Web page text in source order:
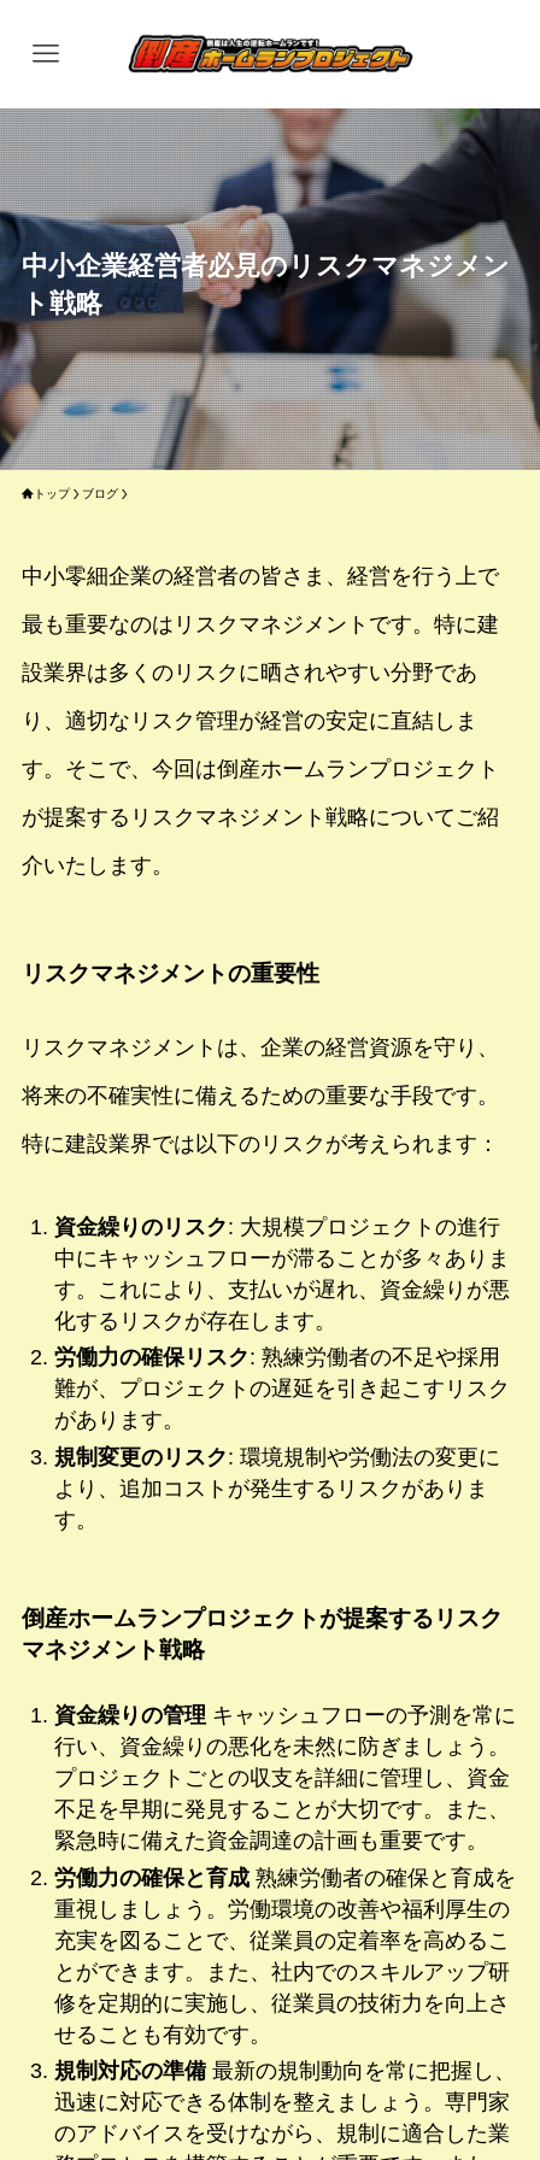
中小企業経営者必見のリスクマネジメン
ト戦略
トップ ブログ
中小零細企業の経営者の皆さま、経営を行う上で
最も重要なのはリスクマネジメントです。特に建
設業界は多くのリスクに晒されやすい分野であ
り、適切なリスク管理が経営の安定に直結しま
す。そこで、今回は倒産ホームランプロジェクト
が提案するリスクマネジメント戦略についてご紹
介いたします。
リスクマネジメントの重要性
リスクマネジメントは、企業の経営資源を守り、
将来の不確実性に備えるための重要な手段です。
特に建設業界では以下のリスクが考えられます：
資金繰りのリスク: 大規模プロジェクトの進行
中にキャッシュフローが滞ることが多々ありま
す。これにより、支払いが遅れ、資金繰りが悪
化するリスクが存在します。
労働力の確保リスク: 熟練労働者の不足や採用
難が、プロジェクトの遅延を引き起こすリスク
があります。
規制変更のリスク: 環境規制や労働法の変更に
より、追加コストが発生するリスクがありま
す。
倒産ホームランプロジェクトが提案するリスク
マネジメント戦略
資金繰りの管理 キャッシュフローの予測を常に
行い、資金繰りの悪化を未然に防ぎましょう。
プロジェクトごとの収支を詳細に管理し、資金
不足を早期に発見することが大切です。また、
緊急時に備えた資金調達の計画も重要です。
労働力の確保と育成熟練労働者の確保と育成を
重視しましょう。労働環境の改善や福利厚生の
充実を図ることで、従業員の定着率を高めるこ
とができます。また、社内でのスキルアップ研
修を定期的に実施し、従業員の技術力を向上さ
せることも有効です。
規制対応の準備最新の規制動向を常に把握し、
迅速に対応できる体制を整えましょう。専門家
のアドバイスを受けながら、規制に適合した業